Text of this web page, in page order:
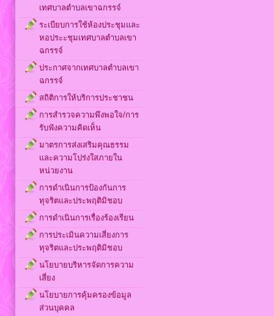
เทศบาลตำบลเขาฉกรรจ์
ระเบียบการใช้ห้องประชุมและ
หอประะชุมเทศบาลตำบลเขา
ฉกรรจ์
ประกาศจากเทศบาลตำบลเขา
ฉกรรจ์
สถิติการให้บริการประชาชน
การสำรวจความพึงพอใจ/การ
รับฟังความคิดเห็น
มาตรการส่งเสริมคุณธรรม
และความโปร่งใสภายใน
หน่วยงาน
การดำเนินการป้องกันการ
ทุจริตและประพฤติมิชอบ
การดำเนินการเรื่องร้องเรียน
การประเมินความเสี่ยงการ
ทุจริตและประพฤติมิชอบ
นโยบายบริหารจัดการความ
เสี่ยง
นโยบายการคุ้มครองข้อมูล
ส่วนบุคคล